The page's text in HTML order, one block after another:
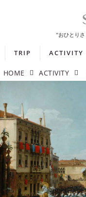
TRIP ACTIVITY
HOME ACTIVITY